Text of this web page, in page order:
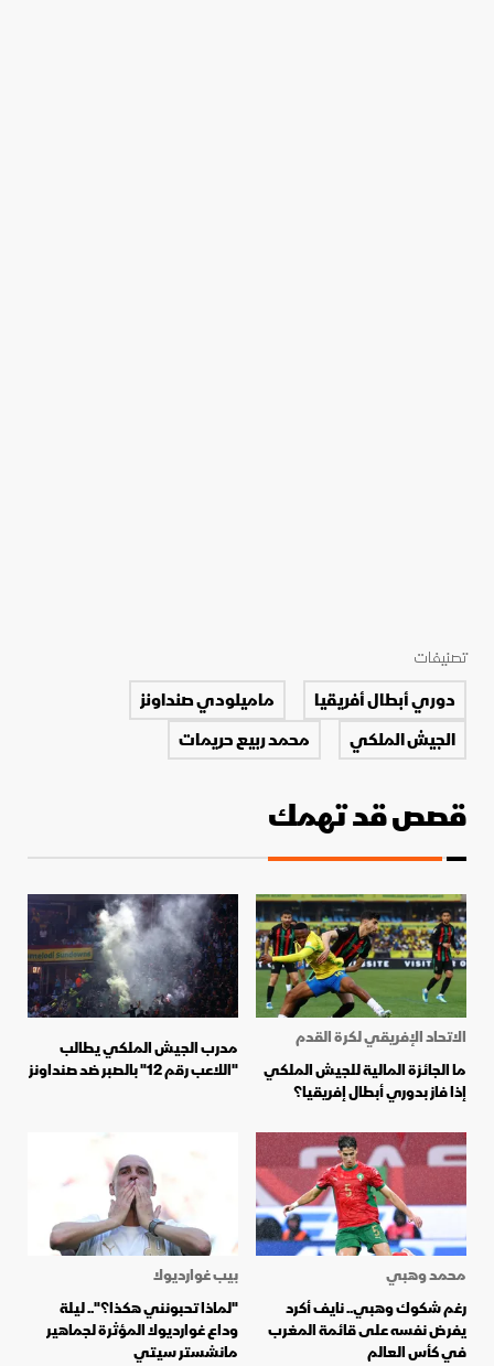
تصنيفات
دوري أبطال أفريقيا
ماميلودي صنداونز
الجيش الملكي
محمد ربيع حريمات
قصص قد تهمك
الاتحاد الإفريقي لكرة القدم
ما الجائزة المالية للجيش الملكي
إذا فاز بدوري أبطال إفريقيا؟
مدرب الجيش الملكي يطالب
"اللاعب رقم 12" بالصبر ضد صنداونز
محمد وهبي
رغم شكوك وهبي.. نايف أكرد
يفرض نفسه على قائمة المغرب
في كأس العالم
بيب غوارديولا
"لماذا تحبونني هكذا؟".. ليلة
وداع غوارديولا المؤثرة لجماهير
مانشستر سيتي